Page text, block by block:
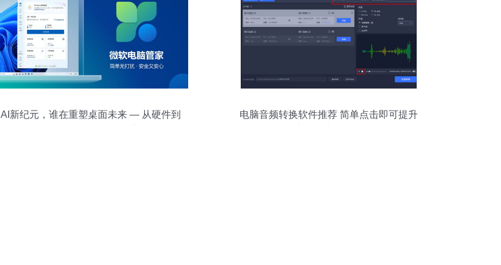
AI新纪元，谁在重塑桌面未来 — 从硬件到
电脑音频转换软件推荐 简单点击即可提升